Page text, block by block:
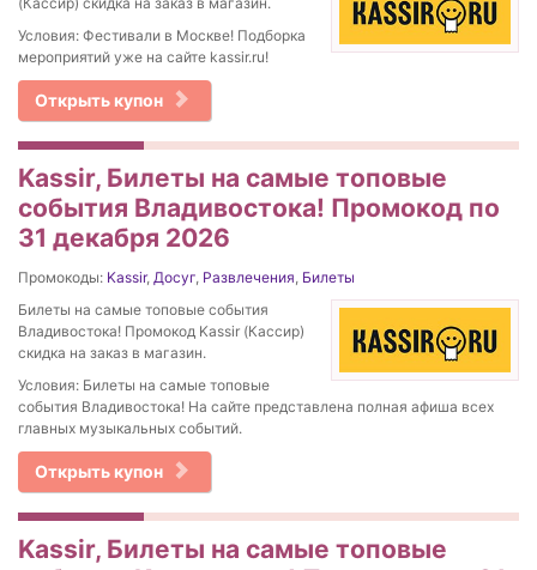
Условия: Фестивали в Москве! Подборка
мероприятий уже на сайте kassir.ru!
Открыть купон
Kassir, Билеты на самые топовые
события Владивостока! Промокод по
31 декабря 2026
Промокоды: Kassir, Досуг, Развлечения, Билеты
Билеты на самые топовые события
Владивостока! Промокод Kassir (Кассир)
скидка на заказ в магазин.
Условия: Билеты на самые топовые
события Владивостока! На сайте представлена полная афиша всех
главных музыкальных событий.
Открыть купон
Kassir, Билеты на самые топовые